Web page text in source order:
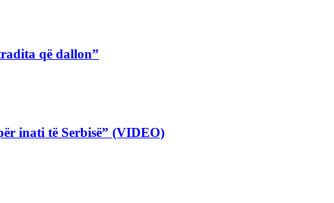
që dallon”
inati të Serbisë” (VIDEO)